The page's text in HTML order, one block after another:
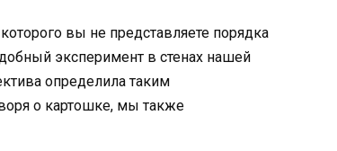
вы не представляете порядка
эксперимент в стенах нашей
определила таким
о картошке, мы также